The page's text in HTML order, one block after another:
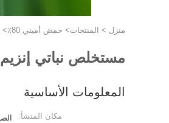
منزل > المنتجات> حمض أميني 80٪ >
مستخلص نباتي إنزيم
المعلومات الأساسية
مكان المنشأ: